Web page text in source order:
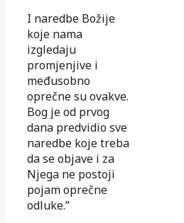
I naredbe Božije
koje nama
izgledaju
promjenjive i
međusobno
oprečne su ovakve.
Bog je od prvog
dana predvidio sve
naredbe koje treba
da se objave i za
Njega ne postoji
pojam oprečne
odluke.”